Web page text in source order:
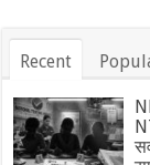
Recent